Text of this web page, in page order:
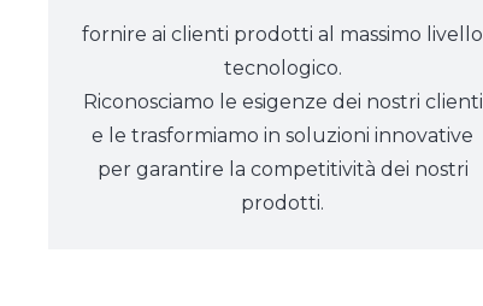
fornire ai clienti prodotti al massimo livello
tecnologico.
Riconosciamo le esigenze dei nostri clienti
e le trasformiamo in soluzioni innovative
per garantire la competitività dei nostri
prodotti.